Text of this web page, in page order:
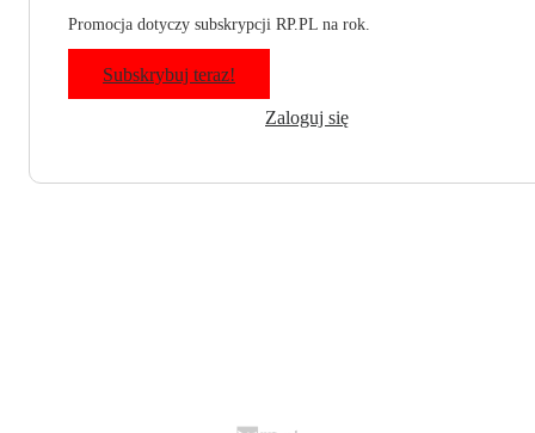
Promocja dotyczy subskrypcji RP.PL na rok.
Subskrybuj teraz!
Zaloguj się